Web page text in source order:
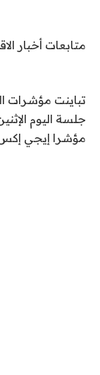
متابعات أخبار
تباينت مؤشرات
جلسة اليوم
مؤشرا إيجي إكس 70 وإيجي إكس